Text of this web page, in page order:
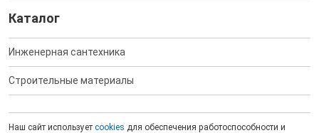
Каталог
Инженерная сантехника
Строительные материалы
Наш сайт использует cookies для обеспечения работоспособности и